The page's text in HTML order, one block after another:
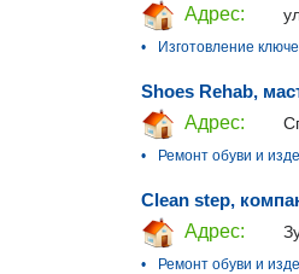
Адрес:
•
Изготовление
Shoes Rehab,
Адрес:
•
Ремонт обуви и
Clean step,
Адрес:
•
Ремонт обуви и